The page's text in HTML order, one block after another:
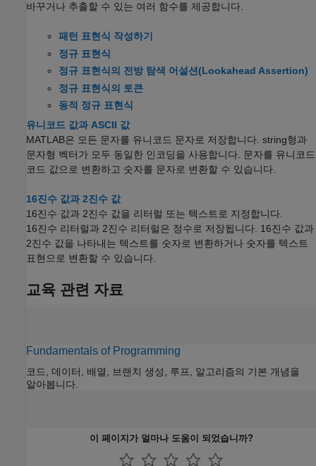
바꾸거나 추출할 수 있는 여러 함수를 제공합니다.
패턴 표현식 작성하기
정규 표현식
정규 표현식의 전방 탐색 어설션(Lookahead Assertion)
정규 표현식의 토큰
동적 정규 표현식
유니코드 값과 ASCII 값
MATLAB은 모든 문자를 유니코드 문자로 저장합니다. string형과
문자형 벡터가 모두 동일한 인코딩을 사용합니다. 문자를 유니코드
코드 값으로 변환하고 숫자를 문자로 변환할 수 있습니다.
16진수 값과 2진수 값
16진수 값과 2진수 값을 리터럴 또는 텍스트로 지정합니다.
16진수 리터럴과 2진수 리터럴은 정수로 저장됩니다. 16진수 값과
2진수 값을 나타내는 텍스트를 숫자로 변환하거나 숫자를 텍스트
표현으로 변환할 수 있습니다.
교육 관련 자료
Fundamentals of Programming
코드, 데이터, 배열, 브랜치 생성, 루프, 알고리즘의 기본 개념을
알아봅니다.
이 페이지가 얼마나 도움이 되었습니까?